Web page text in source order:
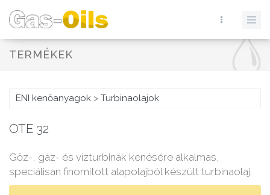
TERMÉKEK
ENI kenőanyagok > Turbinaolajok
OTE 32
Gőz-, gáz- és vízturbinák kenésére alkalmas,
speciálisan finomított alapolajból készült turbinaolaj.